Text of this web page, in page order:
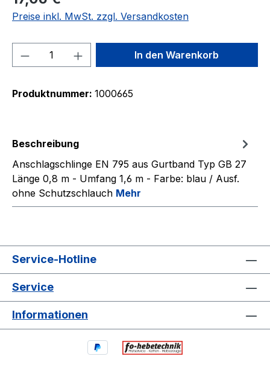
Preise inkl. MwSt. zzgl. Versandkosten
Produkt Anzahl: Gib denIn den Warenkorb
Produktnummer: 1000665
Beschreibung
Anschlagschlinge EN 795 aus Gurtband Typ GB 27
Länge 0,8 m - Umfang 1,6 m - Farbe: blau / Ausf.
ohne Schutzschlauch Mehr
Service-Hotline
Service
Informationen